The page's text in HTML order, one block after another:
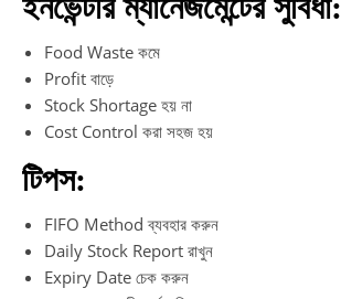
Food Waste কমে
Profit বাড়ে
Stock Shortage হয় না
Cost Control করা সহজ হয়
টিপস:
FIFO Method ব্যবহার করুন
Daily Stock Report রাখুন
Expiry Date চেক করুন